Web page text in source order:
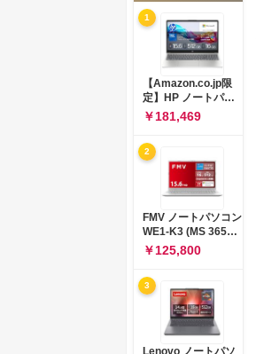
1
【Amazon.co.jp限
定】HP ノートパソ
コン 15-fd 15.6イン
チ インテル Core 5
120U メモリ16GB
SSD512GB
Windows 11
Microsoft Office
2024搭載 WPS
Office搭載 カメラシ
ャッター 指紋認証 薄
型 Copilotキー搭載
ナチュラルシルバー
￥181,469
2
FMV ノートパソコン
WE1-K3 (MS 365
Personal/Copilotキ
ー搭載/Win 11/15.6
型/Core
i5/16GB/SSD
512GB/ホワイト)
FMVWK3E15W_AZ
￥125,800
3
Lenovo ノートパソ